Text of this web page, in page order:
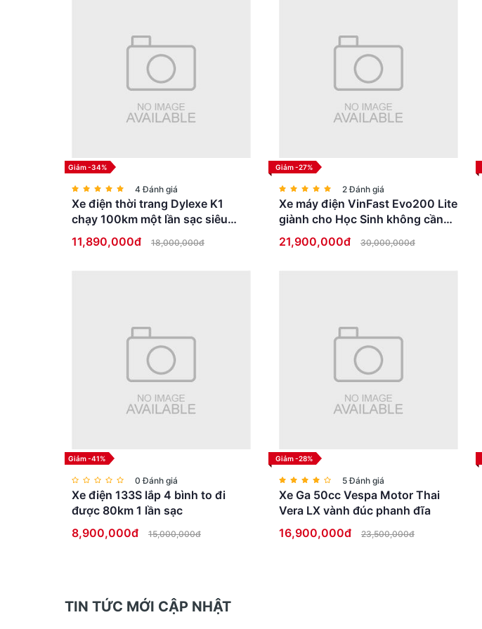
So với nhôm thông thường, Chromoly:
Giảm -34%
4 Đánh giá
Xe điện thời trang Dylexe K1
chạy 100km một lần sạc siêu
HOT
11,890,000đ 18,000,000đ
Giảm -27%
2 Đánh giá
Xe máy điện VinFast Evo200 Lite
giành cho Học Sinh không cần
bằng lái
21,900,000đ 30,000,000đ
Giảm -41%
0 Đánh giá
Xe điện 133S lắp 4 bình to đi
được 80km 1 lần sạc
8,900,000đ
15,000,000đ
Giảm -28%
5 Đánh giá
Xe Ga 50cc Vespa Motor Thai
Vera LX vành đúc phanh đĩa
16,900,000đ
23,500,000đ
TIN TỨC MỚI CẬP NHẬT